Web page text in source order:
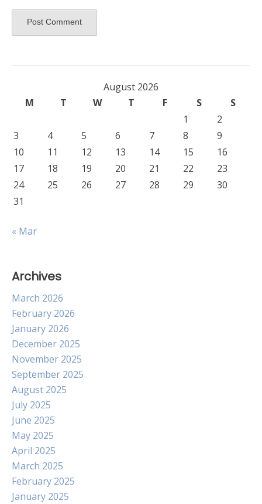
August 2026
M
T W T F S
S
1
2
3
4 5 6 7 8
9
10
11 12 13 14 15
16
17
18 19 20 21 22
23
24
25 26 27 28 29
30
31
« Mar
Archives
March 2026
February 2026
January 2026
December 2025
November 2025
September 2025
August 2025
July 2025
June 2025
May 2025
April 2025
March 2025
February 2025
January 2025